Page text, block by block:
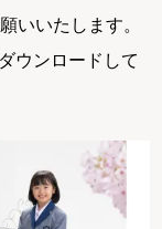
いいたします。
ウンロードして